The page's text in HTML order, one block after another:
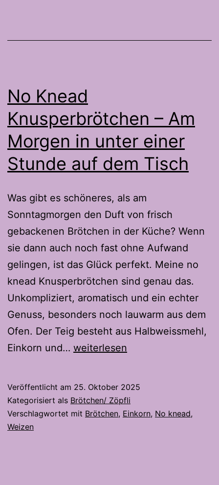
zwei
No Knead
Knusperbrötchen – Am
Morgen in unter einer
Stunde auf dem Tisch
Was gibt es schöneres, als am
Sonntagmorgen den Duft von frisch
gebackenen Brötchen in der Küche? Wenn
sie dann auch noch fast ohne Aufwand
gelingen, ist das Glück perfekt. Meine no
knead Knusperbrötchen sind genau das.
Unkompliziert, aromatisch und ein echter
Genuss, besonders noch lauwarm aus dem
Ofen. Der Teig besteht aus Halbweissmehl,
Einkorn und… No
–
Am
weiterlesen
Veröffentlicht am 25. Oktober 2025
Kategorisiert als Brötchen/ Zöpfli
Verschlagwortet mit Brötchen, Einkorn, No knead,
Weizen